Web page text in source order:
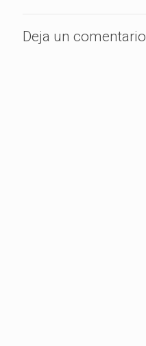
Deja un comentario